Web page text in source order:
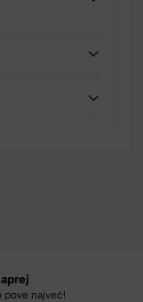
pove največ!